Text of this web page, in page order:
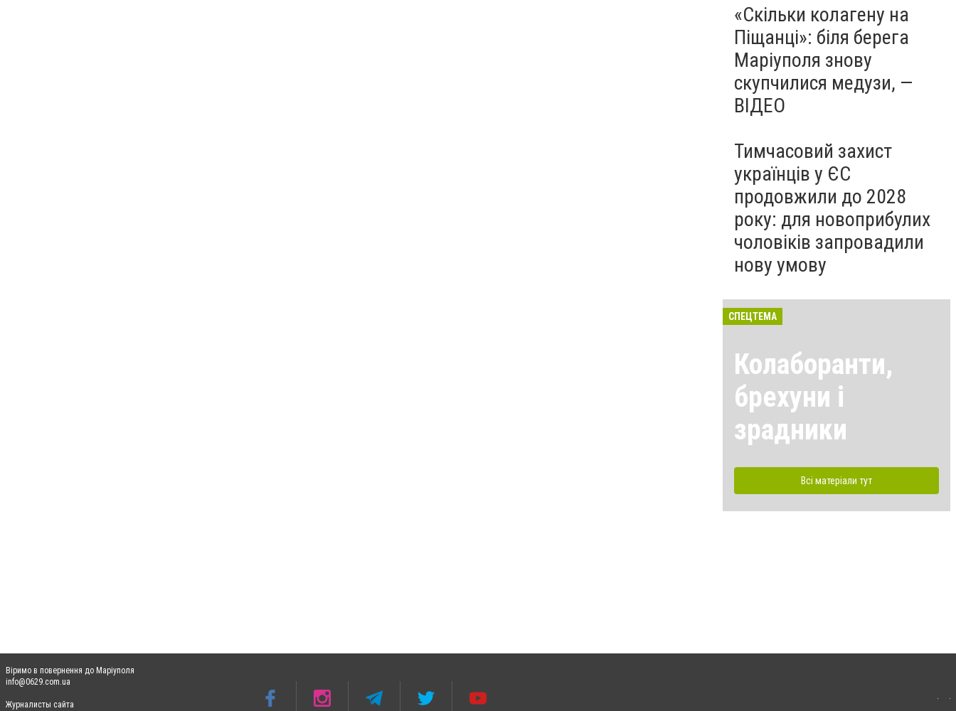
«Скільки колагену на
Піщанці»: біля берега
Маріуполя знову
скупчилися медузи, —
ВІДЕО
Тимчасовий захист
українців у ЄС
продовжили до 2028
року: для новоприбулих
чоловіків запровадили
нову умову
СПЕЦТЕМА
Колаборанти,
брехуни і
зрадники
Всі матеріали тут
Віримо в повернення до Маріуполя
info@0629.com.ua
Журналисты сайта